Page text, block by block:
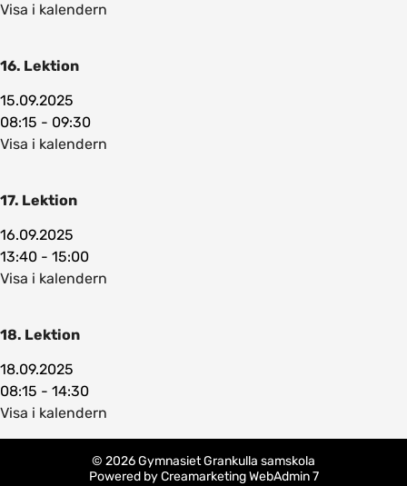
Visa i kalendern
16. Lektion
15.09.2025
08:15 - 09:30
Visa i kalendern
17. Lektion
16.09.2025
13:40 - 15:00
Visa i kalendern
18. Lektion
18.09.2025
08:15 - 14:30
Visa i kalendern
© 2026 Gymnasiet Grankulla samskola
Powered byCreamarketing WebAdmin 7